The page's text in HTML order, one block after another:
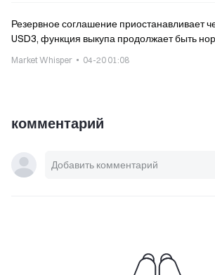
Резервное соглашение приостанавливает
USD3, функция выкупа продолжает быть
Market Whisper 04-20 01:08
комментарий